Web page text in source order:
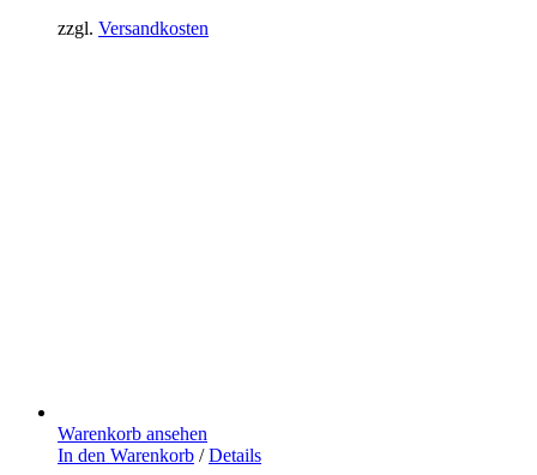
zzgl. Versandkosten
Warenkorb ansehen
In den Warenkorb / Details